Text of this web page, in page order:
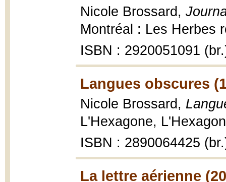
Nicole Brossard,
Montréal : Les Herbes
ISBN : 2920051091
Langues obscures
Nicole Brossard,
L'Hexagone,
ISBN : 2890064425
La lettre aérienne